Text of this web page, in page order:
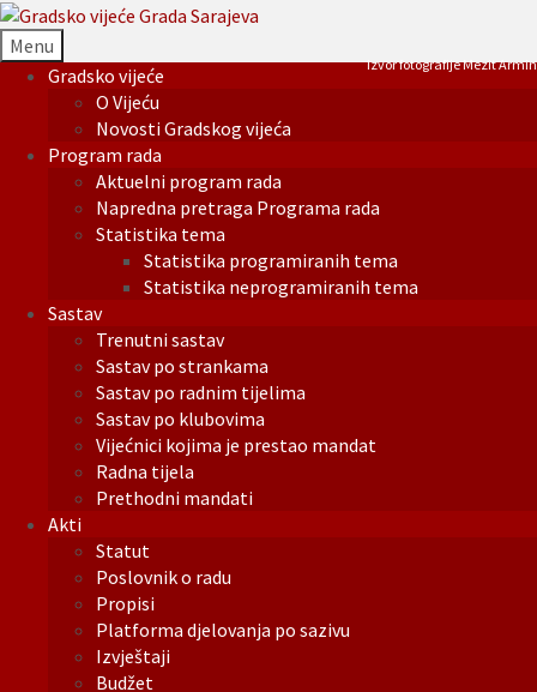
Menu
Gradsko vijeće
O Vijeću
Novosti Gradskog vijeća
Program rada
Aktuelni program rada
Napredna pretraga Programa rada
Statistika tema
Statistika programiranih tema
Statistika neprogramiranih tema
Sastav
Trenutni sastav
Sastav po strankama
Sastav po radnim tijelima
Sastav po klubovima
Vijećnici kojima je prestao mandat
Radna tijela
Prethodni mandati
Akti
Statut
Poslovnik o radu
Propisi
Platforma djelovanja po sazivu
Izvještaji
Budžet
Izvor fotografije Mezit Armin